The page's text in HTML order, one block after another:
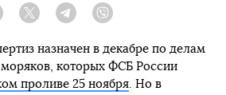
Facebook Twitter Telegram
назначен в декабре по делам
которых ФСБ России
проливе 25 ноября. Но в